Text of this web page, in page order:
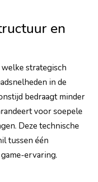
en
strategisch
in de
bedraagt minder
voor soepele
Deze technische
tussen één
ervaring.